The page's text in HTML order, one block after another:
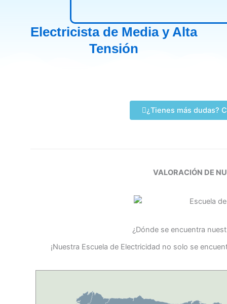
Electricista de Media y Alta
Tensión
¿Tienes más dudas?
VALORACIÓN DE
¿Dónde se encuentra
¡Nuestra Escuela de Electricidad no solo se